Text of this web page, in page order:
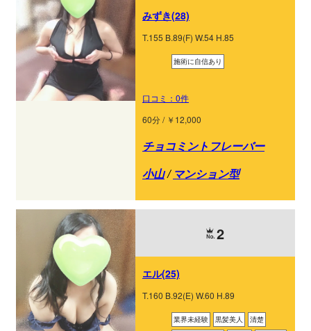
みずき(28)
T.155 B.89(F) W.54 H.85
施術に自信あり
口コミ：0件
60分 / ￥12,000
チョコミントフレーバー
小山/ マンション型
2
エル(25)
T.160 B.92(E) W.60 H.89
業界未経験 黒髪美人
清楚